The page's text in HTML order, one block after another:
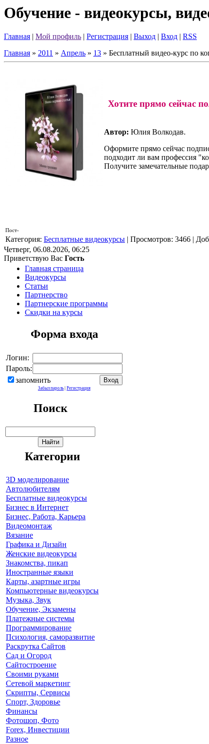
Обучение - видеокурсы,
Главная | Мой профиль | Регистрация | Выход | Вход | RSS
Главная » 2011 » Апрель » 13 » Бесплатный видео-курс по
Хотите прямо сейчас
Автор: Юлия Волкодав.
Оформите прямо сейчас
подходит ли вам профессия
Получите замечательные
Пост-
Категория: Бесплатные видеокурсы | Просмотров: 3466 |
Четверг, 06.08.2026, 06:25
Приветствую Вас Гость
Главная страница
Видеокурсы
Статьи
Партнерство
Партнерские программы
Скидки на курсы
Форма входа
Логин:
Пароль:
запомнить
Забыл пароль Регистрация
Поиск
Категории
3D моделирование
Автолюбителям
Бесплатные видеокурсы
Бизнес в Интернет
Бизнес, Работа, Карьера
Видеомонтаж
Вязание
Графика и Дизайн
Женские видеокурсы
Знакомства, пикап
Иностранные языки
Карты, азартные игры
Компьютерные видеокурсы
Музыка, Звук
Обучение, Экзамены
Платежные системы
Программирование
Психология, саморазвитие
Раскрутка Сайтов
Cад и Огород
Сайтостроение
Своими руками
Сетевой маркетинг
Скрипты, Сервисы
Спорт, Здоровье
Финансы
Фотошоп, Фото
Forex, Инвестиции
Разное